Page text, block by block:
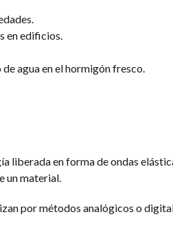
en edificios.
agua en el hormigón fresco.
liberada en forma de ondas
un material.
por métodos analógicos o